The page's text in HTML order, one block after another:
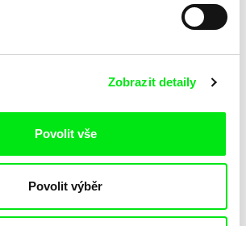
Zobrazit detaily
Povolit vše
Povolit výběrLubomír Beneš